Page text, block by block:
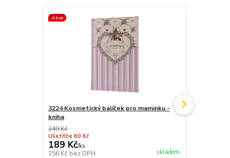
Akce
3224 Kosmetický balíček pro maminku -
kniha
249 Kč
Ušetříte 60 Kč
189 Kč/ks
156 Kč bez DPH skladem
3930 Velká